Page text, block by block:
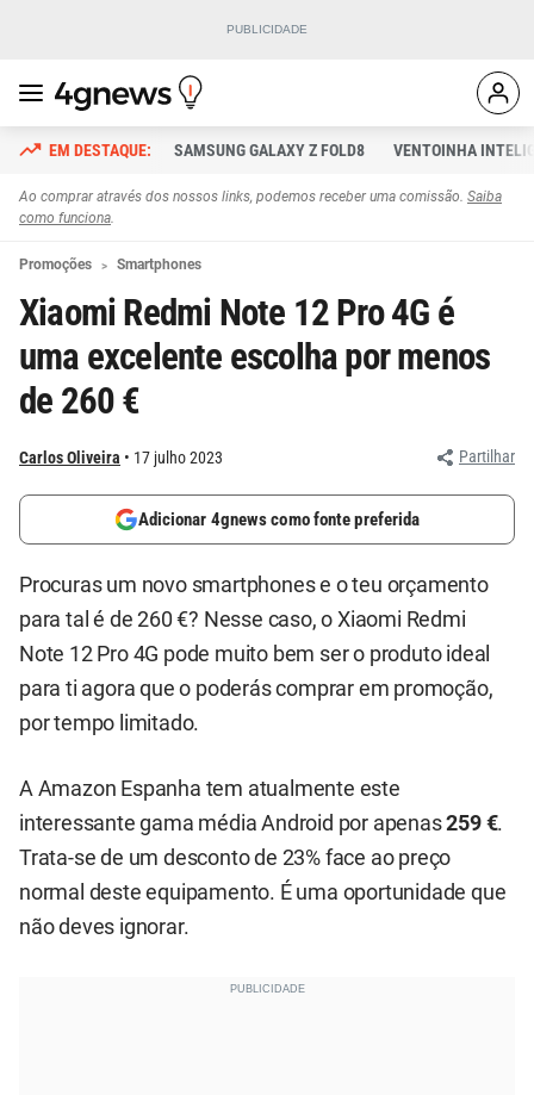
SAMSUNG GALAXY Z FOLD8 VENTOINHA
Ao comprar através dos nossos links, podemos receber uma comissão. Saiba
como funciona.
Promoções Smartphones
Xiaomi Redmi Note 12 Pro 4G é
uma excelente escolha por menos
de 260 €
Carlos Oliveira 17 julho 2023 Partilhar
Adicionar 4gnews como fonte preferida
Procuras um novo smartphones e o teu orçamento
para tal é de 260 €? Nesse caso, o Xiaomi Redmi
Note 12 Pro 4G pode muito bem ser o produto ideal
para ti agora que o poderás comprar em promoção,
por tempo limitado.
A Amazon Espanha tem atualmente este
interessante gama média Android por apenas259 €.
Trata-se de um desconto de 23% face ao preço
normal deste equipamento. É uma oportunidade que
não deves ignorar.